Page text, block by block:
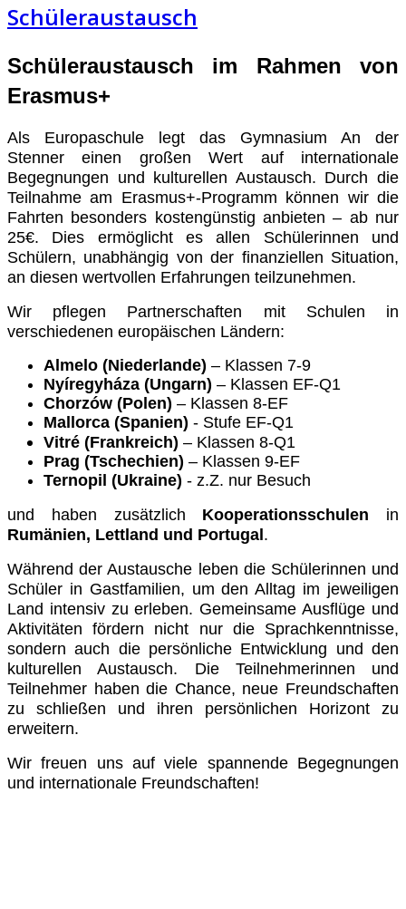
Schüleraustausch
Schüleraustausch im Rahmen von
Erasmus+
Als Europaschule legt das Gymnasium An der
Stenner einen großen Wert auf internationale
Begegnungen und kulturellen Austausch. Durch die
Teilnahme am Erasmus+-Programm können wir die
Fahrten besonders kostengünstig anbieten – ab nur
25€. Dies ermöglicht es allen Schülerinnen und
Schülern, unabhängig von der finanziellen Situation,
an diesen wertvollen Erfahrungen teilzunehmen.
Wir pflegen Partnerschaften mit Schulen in
verschiedenen europäischen Ländern:
Almelo (Niederlande) – Klassen 7-9
Nyíregyháza (Ungarn) – Klassen EF-Q1
Chorzów (Polen) – Klassen 8-EF
Mallorca (Spanien) - Stufe EF-Q1
Vitré (Frankreich) – Klassen 8-Q1
Prag (Tschechien) – Klassen 9-EF
Ternopil (Ukraine) - z.Z. nur Besuch
und haben zusätzlich Kooperationsschulen in
Rumänien, Lettland und Portugal.
Während der Austausche leben die Schülerinnen und
Schüler in Gastfamilien, um den Alltag im jeweiligen
Land intensiv zu erleben. Gemeinsame Ausflüge und
Aktivitäten fördern nicht nur die Sprachkenntnisse,
sondern auch die persönliche Entwicklung und den
kulturellen Austausch. Die Teilnehmerinnen und
Teilnehmer haben die Chance, neue Freundschaften
zu schließen und ihren persönlichen Horizont zu
erweitern.
Wir freuen uns auf viele spannende Begegnungen
und internationale Freundschaften!